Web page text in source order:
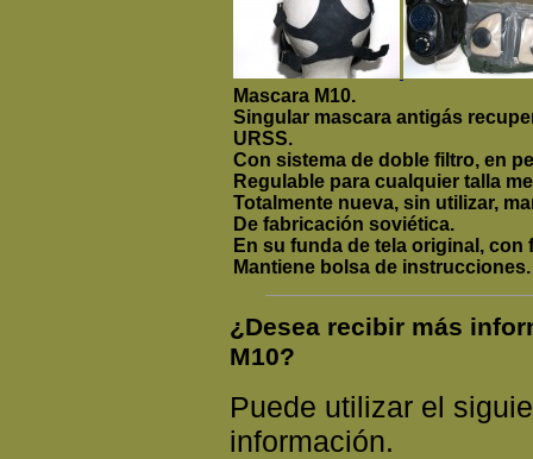
Mascara M10.
Singular mascara antigás
URSS.
Con sistema de doble filtro, en
Regulable para cualquier talla
Totalmente nueva, sin utilizar,
De fabricación soviética.
En su funda de tela original, con
Mantiene bolsa de instrucciones.
¿Desea recibir más
M10?
Puede utilizar el
información.